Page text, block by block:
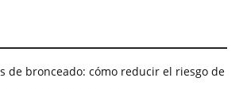
de bronceado: cómo reducir el riesgo de